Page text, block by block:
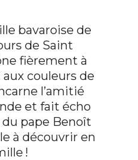
bavaroise de
de Saint
fièrement à
couleurs de
l’amitié
et fait écho
pape Benoît
à découvrir en
!